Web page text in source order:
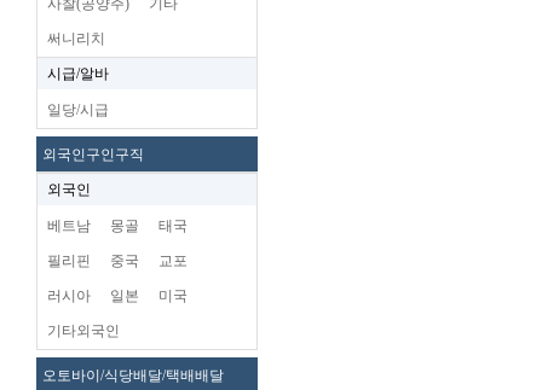
사찰(공양주) 기타
써니리치
시급/알바
일당/시급
외국인구인구직
외국인
베트남 몽골 태국
필리핀 중국 교포
러시아 일본 미국
기타외국인
오토바이/식당배달/택배배달